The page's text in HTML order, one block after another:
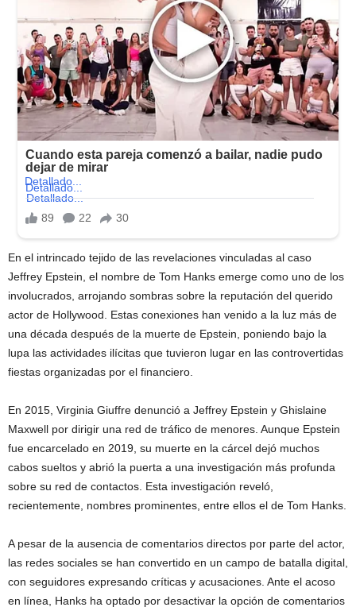
En el intrincado tejido de las revelaciones vinculadas al caso
Jeffrey Epstein, el nombre de Tom Hanks emerge como uno de los
involucrados, arrojando sombras sobre la reputación del querido
actor de Hollywood. Estas conexiones han venido a la luz más de
una década después de la muerte de Epstein, poniendo bajo la
lupa las actividades ilícitas que tuvieron lugar en las controvertidas
fiestas organizadas por el financiero.
En 2015, Virginia Giuffre denunció a Jeffrey Epstein y Ghislaine
Maxwell por dirigir una red de tráfico de menores. Aunque Epstein
fue encarcelado en 2019, su muerte en la cárcel dejó muchos
cabos sueltos y abrió la puerta a una investigación más profunda
sobre su red de contactos. Esta investigación reveló,
recientemente, nombres prominentes, entre ellos el de Tom Hanks.
A pesar de la ausencia de comentarios directos por parte del actor,
las redes sociales se han convertido en un campo de batalla digital,
con seguidores expresando críticas y acusaciones. Ante el acoso
en línea, Hanks ha optado por desactivar la opción de comentarios